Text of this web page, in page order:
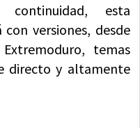
esta
versiones, desde
temas
directo y altamente